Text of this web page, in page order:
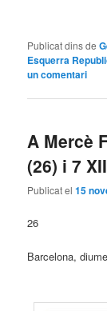
Publicat dins de
Esquerra
un comentari
A Mercè
(26) i 7
Publicat el15
26
Barcelona,